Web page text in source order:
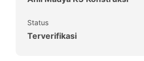
Status
Terverifikasi